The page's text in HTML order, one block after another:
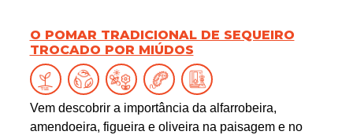
O POMAR TRADICIONAL DE SEQUEIRO
TROCADO POR MIÚDOS
Vem descobrir a importância da alfarrobeira,
amendoeira, figueira e oliveira na paisagem e no